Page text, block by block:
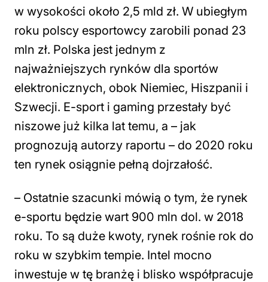
w wysokości około 2,5 mld zł. W ubiegłym
roku polscy esportowcy zarobili ponad 23
mln zł. Polska jest jednym z
najważniejszych rynków dla sportów
elektronicznych, obok Niemiec, Hiszpanii i
Szwecji. E-sport i gaming przestały być
niszowe już kilka lat temu, a – jak
prognozują autorzy raportu – do 2020 roku
ten rynek osiągnie pełną dojrzałość.
– Ostatnie szacunki mówią o tym, że rynek
e-sportu będzie wart 900 mln dol. w 2018
roku. To są duże kwoty, rynek rośnie rok do
roku w szybkim tempie. Intel mocno
inwestuje w tę branżę i blisko współpracuje